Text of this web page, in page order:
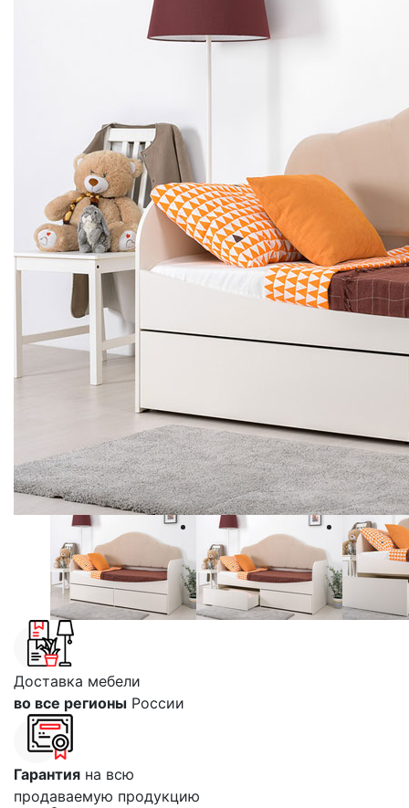
Доставка мебели
во все регионы России
Гарантия на всю
продаваемую продукцию